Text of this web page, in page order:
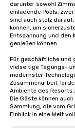
darunter sowohl
einladende Pools,
sind auch stolz
können, um
Entspannung und den
genießen können.
Für geschäftliche und
vielseitige Tagungs-
modernster
Zusammenarbeit
Ambiente des Resorts
Die Gäste können
Sammlung, die vom
Einblick in eine Welt